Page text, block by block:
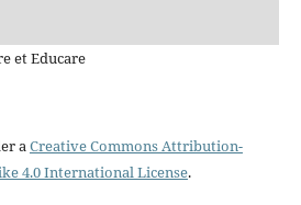
et Educare
aCreative Commons Attribution-
4.0 International License.